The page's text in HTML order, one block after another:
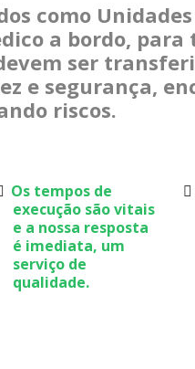
como
a bordo,
ser
e segurança,
riscos.
Os tempos de
execução são vitais
e a nossa resposta
é imediata, um
serviço de
qualidade.